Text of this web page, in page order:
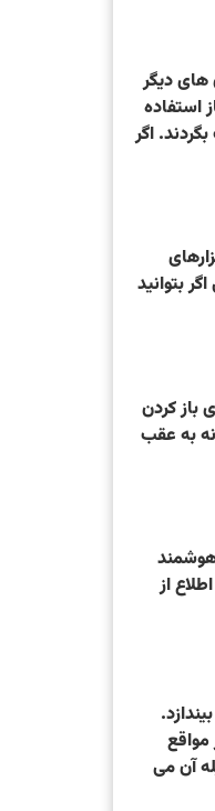
های دیگر
استفاده
اگر
بتوانید
باز کردن
به عقب
هوشمند
از
آن می